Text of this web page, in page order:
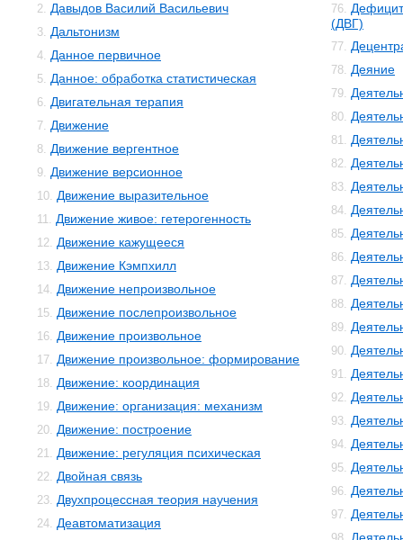
2. Давыдов Василий Васильевич
3. Дальтонизм
4. Данное первичное
5. Данное: обработка статистическая
6. Двигательная терапия
7. Движение
8. Движение вергентное
9. Движение версионное
10. Движение выразительное
11. Движение живое: гетерогенность
12. Движение кажущееся
13. Движение Кэмпхилл
14. Движение непроизвольное
15. Движение послепроизвольное
16. Движение произвольное
17. Движение произвольное: формирование
18. Движение: координация
19. Движение: организация: механизм
20. Движение: построение
21. Движение: регуляция психическая
22. Двойная связь
23. Двухпроцессная теория научения
24. Деавтоматизация
76.
(ДВГ)
77.
78. Деяние
79.
80.
81.
82.
83.
84.
85.
86.
87.
88.
89.
90.
91.
92.
93.
94.
95.
96.
97.